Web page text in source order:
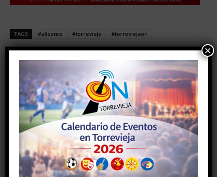
TAGS #alicante #torrevieja #torreviejaon
Facebook Twitter
Artículo anterior
JUVENTUD PRESENTA SUS
ACTIVIDADES DE ENERO
HASTA MARZO
Artículo siguiente
NUEVAS MEDIDAS COVID-
19 EN TORREVIEJA
×